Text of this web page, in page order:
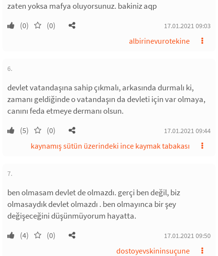
zaten yoksa mafya oluyorsunuz. bakiniz aqp
(0) (0) 17.01.2021 09:03
albirinevurotekine
6.
devlet vatandaşına sahip çıkmalı, arkasında durmalı ki,
zamanı geldiğinde o vatandaşın da devleti için var olmaya,
canını feda etmeye dermanı olsun.
(5) (0) 17.01.2021 09:44
kaynamış sütün üzerindeki ince kaymak tabakası
7.
ben olmasam devlet de olmazdı. gerçi ben değil, biz
olmasaydık devlet olmazdı . ben olmayınca bir şey
değişeceğini düşünmüyorum hayatta.
(4) (0) 17.01.2021 09:50
dostoyevskininsuçune